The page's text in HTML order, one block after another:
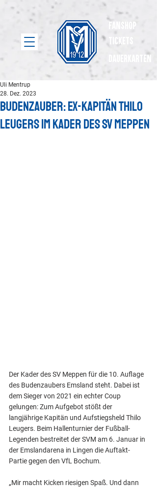
Fanshop
Tickets
dauerkarten
Budenzauber: Ex-Kapitän Thilo
Leugers im Kader des SV Meppen
Uli Mentrup
28. Dez. 2023
Der Kader des SV Meppen für die 10. Auflage
des Budenzaubers Emsland steht. Dabei ist
dem Sieger von 2021 ein echter Coup
gelungen: Zum Aufgebot stößt der
langjährige Kapitän und Aufstiegsheld Thilo
Leugers. Beim Hallenturnier der Fußball-
Legenden bestreitet der SVM am 6. Januar in
der Emslandarena in Lingen die Auftakt-
Partie gegen den VfL Bochum.
„Mir macht Kicken riesigen Spaß. Und dann